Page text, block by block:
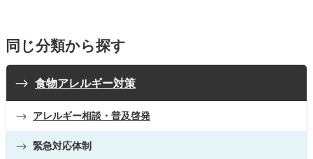
同じ分類から探す
食物アレルギー対策
アレルギー相談・普及啓発
緊急対応体制